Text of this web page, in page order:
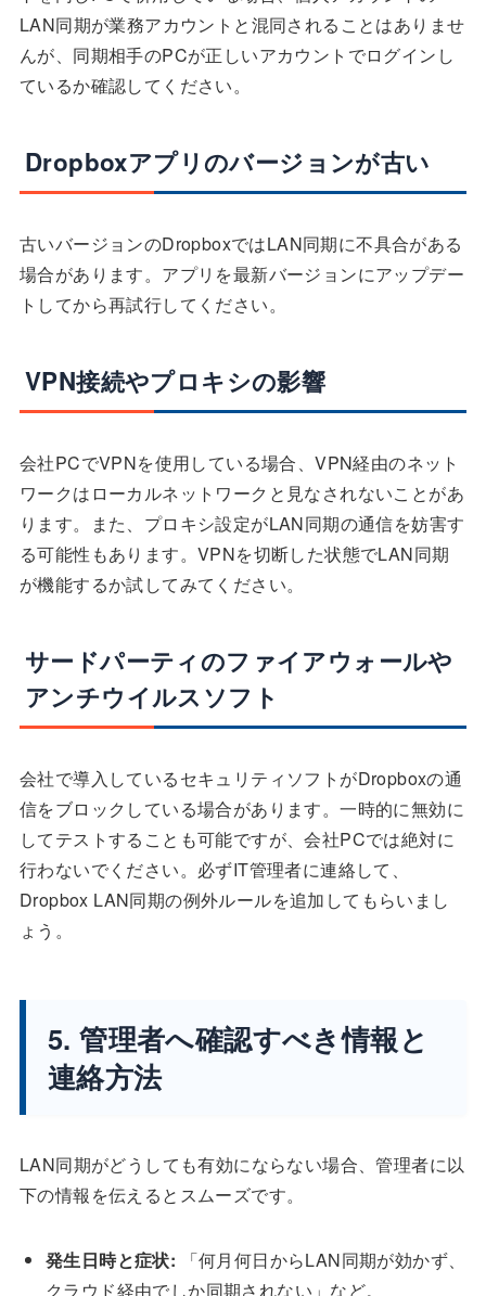
LAN同期が業務アカウントと混同されることはありませ
んが、同期相手のPCが正しいアカウントでログインし
ているか確認してください。
Dropboxアプリのバージョンが古い
古いバージョンのDropboxではLAN同期に不具合がある
場合があります。アプリを最新バージョンにアップデー
トしてから再試行してください。
VPN接続やプロキシの影響
会社PCでVPNを使用している場合、VPN経由のネット
ワークはローカルネットワークと見なされないことがあ
ります。また、プロキシ設定がLAN同期の通信を妨害す
る可能性もあります。VPNを切断した状態でLAN同期
が機能するか試してみてください。
サードパーティのファイアウォールや
アンチウイルスソフト
会社で導入しているセキュリティソフトがDropboxの通
信をブロックしている場合があります。一時的に無効に
してテストすることも可能ですが、会社PCでは絶対に
行わないでください。必ずIT管理者に連絡して、
Dropbox LAN同期の例外ルールを追加してもらいまし
ょう。
5. 管理者へ確認すべき情報と
連絡方法
LAN同期がどうしても有効にならない場合、管理者に以
下の情報を伝えるとスムーズです。
発生日時と症状: 「何月何日からLAN同期が効かず、
クラウド経由でしか同期されない」など。